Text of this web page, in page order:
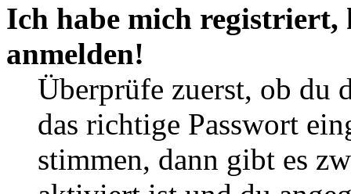
Ich habe mich
anmelden!
Überprüfe zuerst, ob du
das richtige Passwort
stimmen, dann gibt es